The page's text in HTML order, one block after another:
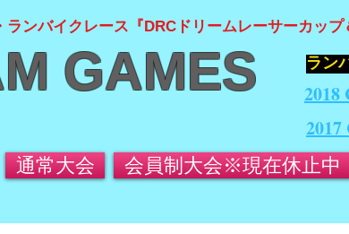
ランバイクレース『DRCドリームレーサーカッ
GAMES 2018
ラン
通常大会 会員制大会※現在休止中